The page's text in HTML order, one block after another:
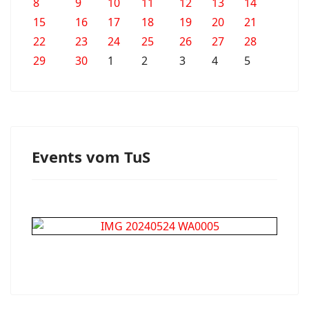
15
16 17 18 19 20
21
22
23 24 25 26 27
28
29
30 1 2 3 4 5
Events vom TuS